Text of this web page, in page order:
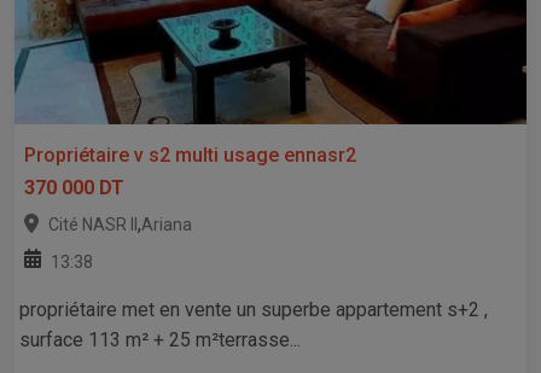
Propriétaire v s2 multi usage ennasr2
370 000 DT
Cité NASR II ,Ariana
13:38
propriétaire met en vente un superbe appartement s+2 ,
surface 113 m² + 25 m²terrasse...